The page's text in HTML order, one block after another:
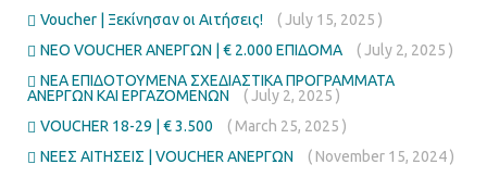
Voucher | Ξεκίνησαν οι Αιτήσεις!
( July 15, 2025 )
ΝΕΟ VOUCHER ΑΝΕΡΓΩΝ | € 2.000 ΕΠΙΔΟΜΑ
( July 2, 2025 )
ΝΕΑ ΕΠΙΔΟΤΟΥΜΕΝΑ ΣΧΕΔΙΑΣΤΙΚΑ ΠΡΟΓΡΑΜΜΑΤΑ
ΑΝΕΡΓΩΝ ΚΑΙ ΕΡΓΑΖΟΜΕΝΩΝ
( July 2, 2025 )
VOUCHER 18-29 | € 3.500
( March 25, 2025 )
ΝΕΕΣ ΑΙΤΗΣΕΙΣ | VOUCHER ΑΝΕΡΓΩΝ
( November 15, 2024 )